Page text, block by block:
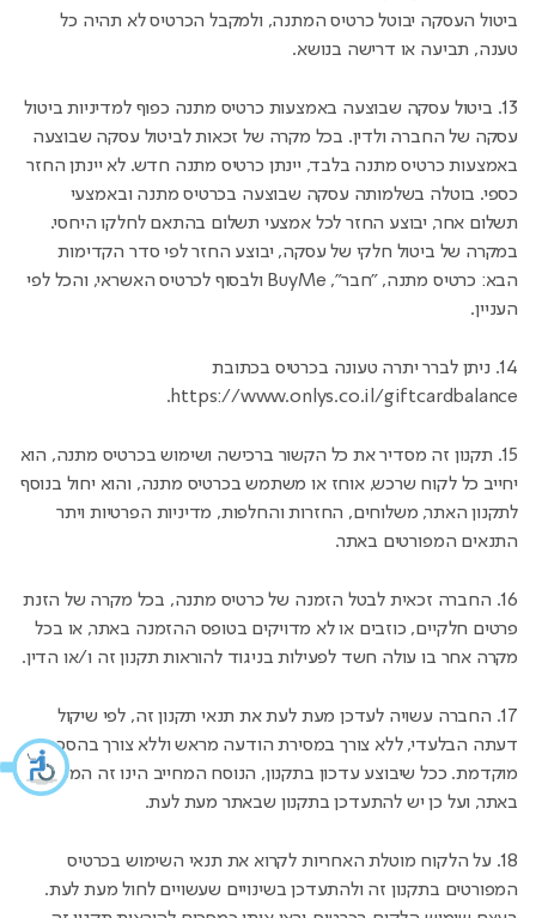
ביטול העסקה יבוטל כרטיס המתנה, ולמקבל הכרטיס לא תהיה כל
טענה, תביעה או דרישה בנושא.
13. ביטול עסקה שבוצעה באמצעות כרטיס מתנה כפוף למדיניות ביטול
עסקה של החברה ולדין. בכל מקרה של זכאות לביטול עסקה שבוצעה
באמצעות כרטיס מתנה בלבד, יינתן כרטיס מתנה חדש. לא יינתן החזר
כספי. בוטלה בשלמותה עסקה שבוצעה בכרטיס מתנה ובאמצעי
תשלום אחר, יבוצע החזר לכל אמצעי תשלום בהתאם לחלקו היחסי.
במקרה של ביטול חלקי של עסקה, יבוצע החזר לפי סדר הקדימות
הבא: כרטיס מתנה, "חבר", BuyMe ולבסוף לכרטיס האשראי, והכל לפי
העניין.
14. ניתן לברר יתרה טעונה בכרטיס בכתובת
https://www.onlys.co.il/giftcardbalance.
15. תקנון זה מסדיר את כל הקשור ברכישה ושימוש בכרטיס מתנה, הוא
יחייב כל לקוח שרכש, אוחז או משתמש בכרטיס מתנה, והוא יחול בנוסף
לתקנון האתר, משלוחים, החזרות והחלפות, מדיניות הפרטיות ויתר
התנאים המפורטים באתר.
16. החברה זכאית לבטל הזמנה של כרטיס מתנה, בכל מקרה של הזנת
פרטים חלקיים, כוזבים או לא מדויקים בטופס ההזמנה באתר, או בכל
מקרה אחר בו עולה חשד לפעילות בניגוד להוראות תקנון זה ו/או הדין.
17. החברה עשויה לעדכן מעת לעת את תנאי תקנון זה, לפי שיקול
דעתה הבלעדי, ללא צורך במסירת הודעה מראש וללא צורך בהסכמה
מוקדמת. ככל שיבוצע עדכון בתקנון, הנוסח המחייב הינו זה המפורסם
באתר, ועל כן יש להתעדכן בתקנון שבאתר מעת לעת.
18. על הלקוח מוטלת האחריות לקרוא את תנאי השימוש בכרטיס
המפורטים בתקנון זה ולהתעדכן בשינויים שעשויים לחול מעת לעת.